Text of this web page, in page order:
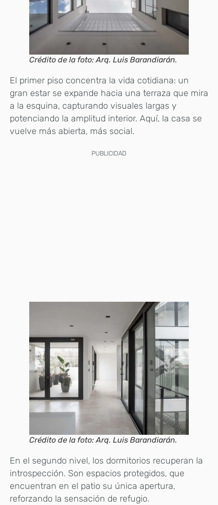
Crédito de la foto: Arq. Luis Barandiarán.
El primer piso concentra la vida cotidiana: un
gran estar se expande hacia una terraza que mira
a la esquina, capturando visuales largas y
potenciando la amplitud interior. Aquí, la casa se
vuelve más abierta, más social.
PUBLICIDAD
Crédito de la foto: Arq. Luis Barandiarán.
En el segundo nivel, los dormitorios recuperan la
introspección. Son espacios protegidos, que
encuentran en el patio su única apertura,
reforzando la sensación de refugio.